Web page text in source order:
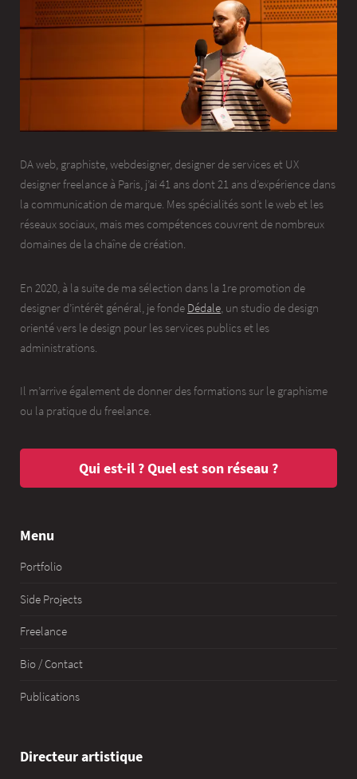
DA web, graphiste, webdesigner, designer de services et UX
designer freelance à Paris, j’ai 41 ans dont 21 ans d’expérience dans
la communication de marque. Mes spécialités sont le web et les
réseaux sociaux, mais mes compétences couvrent de nombreux
domaines de la chaîne de création.
En 2020, à la suite de ma sélection dans la 1re promotion de
designer d’intérêt général, je fonde Dédale, un studio de design
orienté vers le design pour les services publics et les
administrations.
Il m’arrive également de donner des formations sur le graphisme
ou la pratique du freelance.
Qui est-il ? Quel est son réseau ?
Menu
Portfolio
Side Projects
Freelance
Bio / Contact
Publications
Directeur artistique